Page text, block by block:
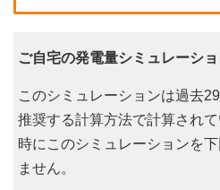
ご自宅の発電量シミュレーシ
このシミュレーションは過去
推奨する計算方法で計算され
時にこのシミュレーションを
ません。